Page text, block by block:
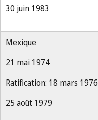
30 juin 1983
Mexique
21 mai 1974
Ratification: 18 mars 1976
25 août 1979